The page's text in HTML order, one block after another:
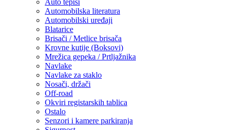
Auto tepisi
Automobilska literatura
Automobilski uređaji
Blatarice
Brisači / Metlice brisača
Krovne kutije (Boksovi)
Mrežica gepeka / Prtljažnika
Navlake
Navlake za staklo
Nosači, držači
Off-road
Okviri registarskih tablica
Ostalo
Senzori i kamere parkiranja